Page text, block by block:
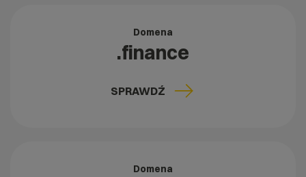
Domena
.finance
SPRAWDŹ
Domena